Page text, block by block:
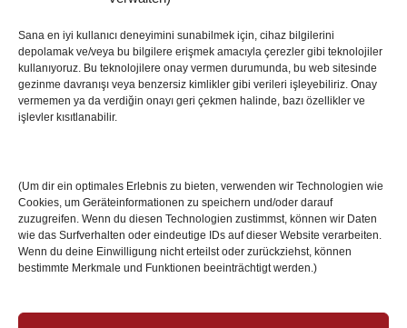
Sana en iyi kullanıcı deneyimini sunabilmek için, cihaz bilgilerini
depolamak ve/veya bu bilgilere erişmek amacıyla çerezler gibi teknolojiler
kullanıyoruz. Bu teknolojilere onay vermen durumunda, bu web sitesinde
gezinme davranışı veya benzersiz kimlikler gibi verileri işleyebiliriz. Onay
vermemen ya da verdiğin onayı geri çekmen halinde, bazı özellikler ve
işlevler kısıtlanabilir.
(Um dir ein optimales Erlebnis zu bieten, verwenden wir Technologien wie
Cookies, um Geräteinformationen zu speichern und/oder darauf
zuzugreifen. Wenn du diesen Technologien zustimmst, können wir Daten
wie das Surfverhalten oder eindeutige IDs auf dieser Website verarbeiten.
Wenn du deine Einwilligung nicht erteilst oder zurückziehst, können
bestimmte Merkmale und Funktionen beeinträchtigt werden.)
İstanbul’da Avrupa Ligi Finali: Freiburg ve Aston
Villa Boğaz’da Tarih Yazmaya Hazırlanıyor
08 May 2026
17 Nis 2026